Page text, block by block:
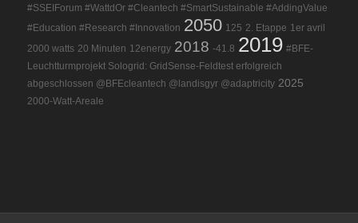
#SSEIForum #WattdOr #Cleantech #SmartSustainable #AddingValue
#Education #Research #Innovation 2050 125 2. Etappe 1er avril
2000 watts 20 Minuten 12energy 2018 -41.8 2019 #BFE-
Leuchtturmprojekt Sologrid: GridSense-Feldtest erfolgreich
abgeschlossen @BFEcleantech @landisgyr @adaptricity 2025
2000-Watt-Areale